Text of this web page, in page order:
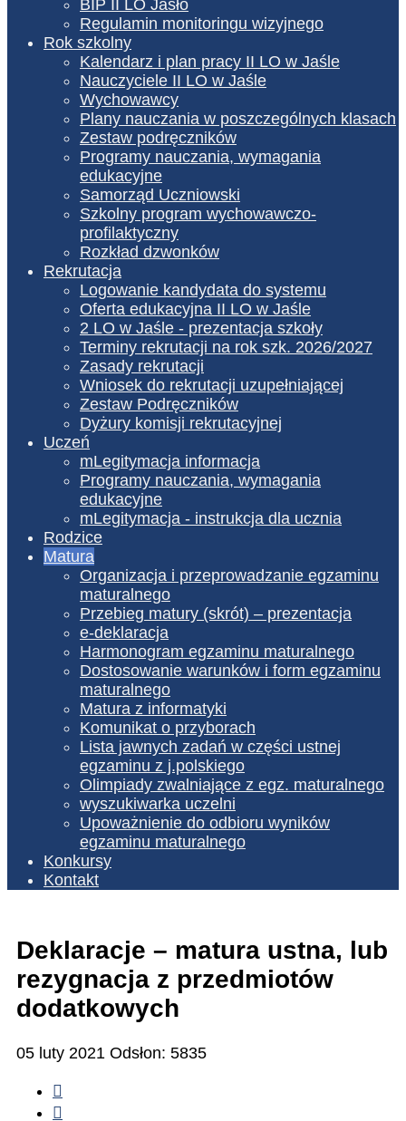
BIP II LO Jasło
Regulamin monitoringu wizyjnego
Rok szkolny
Kalendarz i plan pracy II LO w Jaśle
Nauczyciele II LO w Jaśle
Wychowawcy
Plany nauczania w poszczególnych klasach
Zestaw podręczników
Programy nauczania, wymagania
edukacyjne
Samorząd Uczniowski
Szkolny program wychowawczo-
profilaktyczny
Rozkład dzwonków
Rekrutacja
Logowanie kandydata do systemu
Oferta edukacyjna II LO w Jaśle
2 LO w Jaśle - prezentacja szkoły
Terminy rekrutacji na rok szk. 2026/2027
Zasady rekrutacji
Wniosek do rekrutacji uzupełniającej
Zestaw Podręczników
Dyżury komisji rekrutacyjnej
Uczeń
mLegitymacja informacja
Programy nauczania, wymagania
edukacyjne
mLegitymacja - instrukcja dla ucznia
Rodzice
Matura
Organizacja i przeprowadzanie egzaminu
maturalnego
Przebieg matury (skrót) – prezentacja
e-deklaracja
Harmonogram egzaminu maturalnego
Dostosowanie warunków i form egzaminu
maturalnego
Matura z informatyki
Komunikat o przyborach
Lista jawnych zadań w części ustnej
egzaminu z j.polskiego
Olimpiady zwalniające z egz. maturalnego
wyszukiwarka uczelni
Upoważnienie do odbioru wyników
egzaminu maturalnego
Konkursy
Kontakt
Deklaracje – matura ustna, lub
rezygnacja z przedmiotów
dodatkowych
05 luty 2021 Odsłon: 5835